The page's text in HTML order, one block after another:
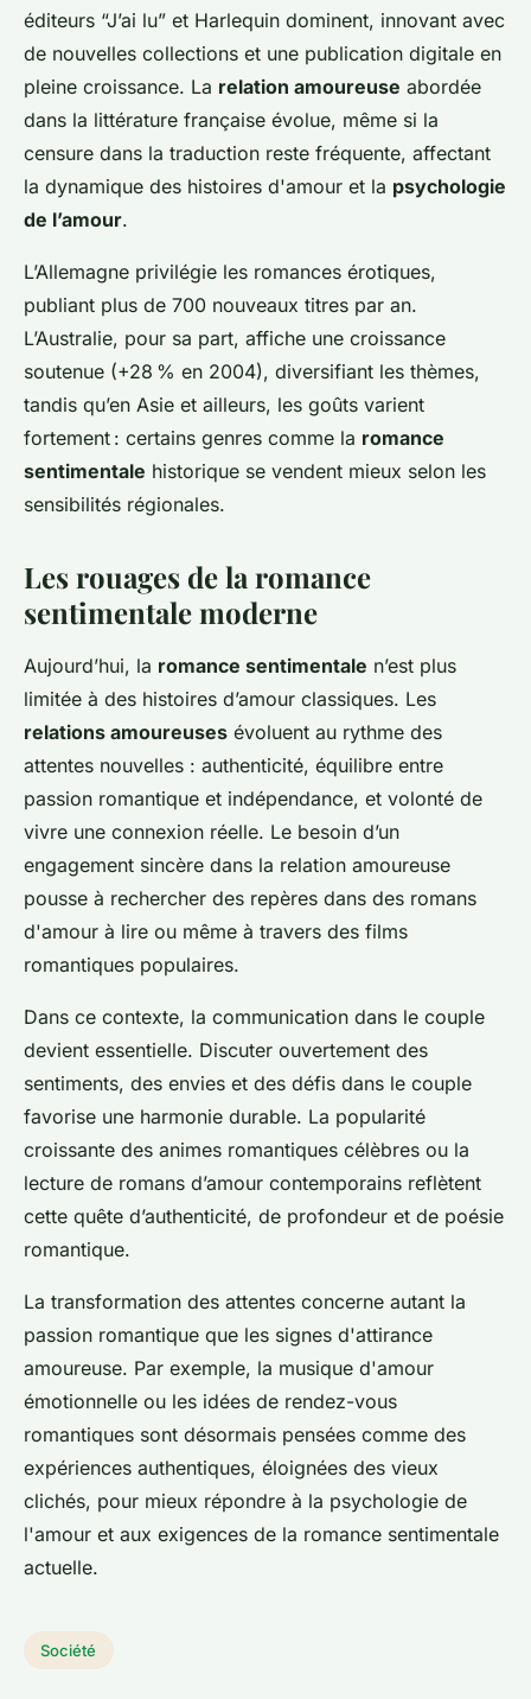
éditeurs “J’ai lu” et Harlequin dominent, innovant avec
de nouvelles collections et une publication digitale en
pleine croissance. La relation amoureuse abordée
dans la littérature française évolue, même si la
censure dans la traduction reste fréquente, affectant
la dynamique des histoires d'amour et la psychologie
de l’amour.
L’Allemagne privilégie les romances érotiques,
publiant plus de 700 nouveaux titres par an.
L’Australie, pour sa part, affiche une croissance
soutenue (+28 % en 2004), diversifiant les thèmes,
tandis qu’en Asie et ailleurs, les goûts varient
fortement : certains genres comme la romance
sentimentale historique se vendent mieux selon les
sensibilités régionales.
Les rouages de la romance
sentimentale moderne
Aujourd’hui, la romance sentimentale n’est plus
limitée à des histoires d’amour classiques. Les
relations amoureuses évoluent au rythme des
attentes nouvelles : authenticité, équilibre entre
passion romantique et indépendance, et volonté de
vivre une connexion réelle. Le besoin d’un
engagement sincère dans la relation amoureuse
pousse à rechercher des repères dans des romans
d'amour à lire ou même à travers des films
romantiques populaires.
Dans ce contexte, la communication dans le couple
devient essentielle. Discuter ouvertement des
sentiments, des envies et des défis dans le couple
favorise une harmonie durable. La popularité
croissante des animes romantiques célèbres ou la
lecture de romans d’amour contemporains reflètent
cette quête d’authenticité, de profondeur et de poésie
romantique.
La transformation des attentes concerne autant la
passion romantique que les signes d'attirance
amoureuse. Par exemple, la musique d'amour
émotionnelle ou les idées de rendez-vous
romantiques sont désormais pensées comme des
expériences authentiques, éloignées des vieux
clichés, pour mieux répondre à la psychologie de
l'amour et aux exigences de la romance sentimentale
actuelle.
Société